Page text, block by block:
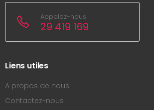
Appelez-nous
29 419 169
Liens utiles
A propos de nous
Contactez-nous